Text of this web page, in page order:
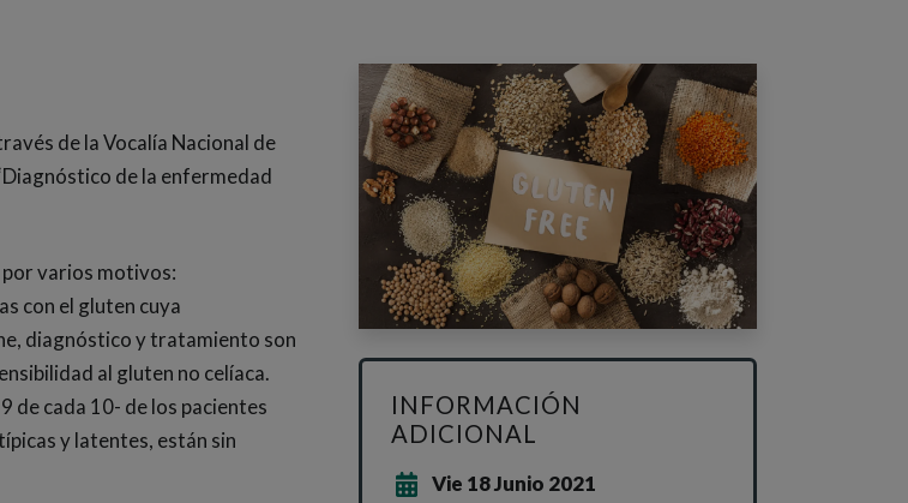
de la Vocalía Nacional de
de la enfermedad
varios motivos:
con el gluten cuya
diagnóstico y tratamiento son
al gluten no celíaca.
de cada 10- de los pacientes
y latentes, están sin
INFORMACIÓN
ADICIONAL
Vie 18 Junio 2021